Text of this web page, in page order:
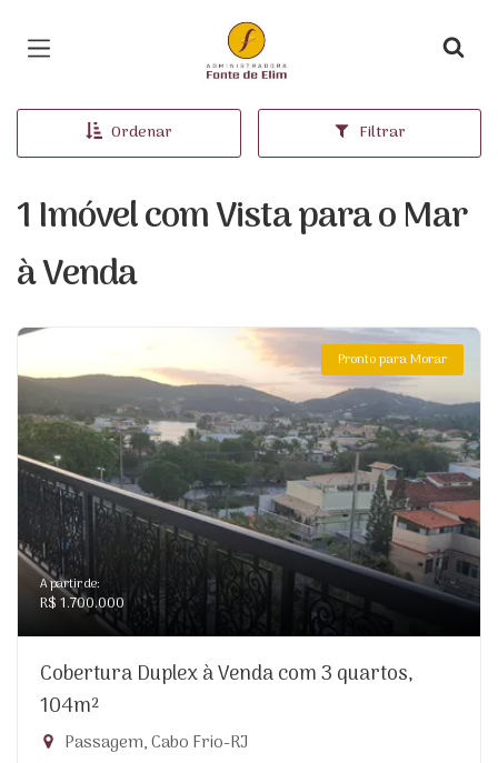
Página inicial
Ordenar Filtrar
1 Imóvel com Vista para o Mar
à Venda
Pronto para Morar
A partir de:
R$ 1.700.000
Cobertura Duplex à Venda com 3 quartos,
104m²
Passagem, Cabo Frio-RJ